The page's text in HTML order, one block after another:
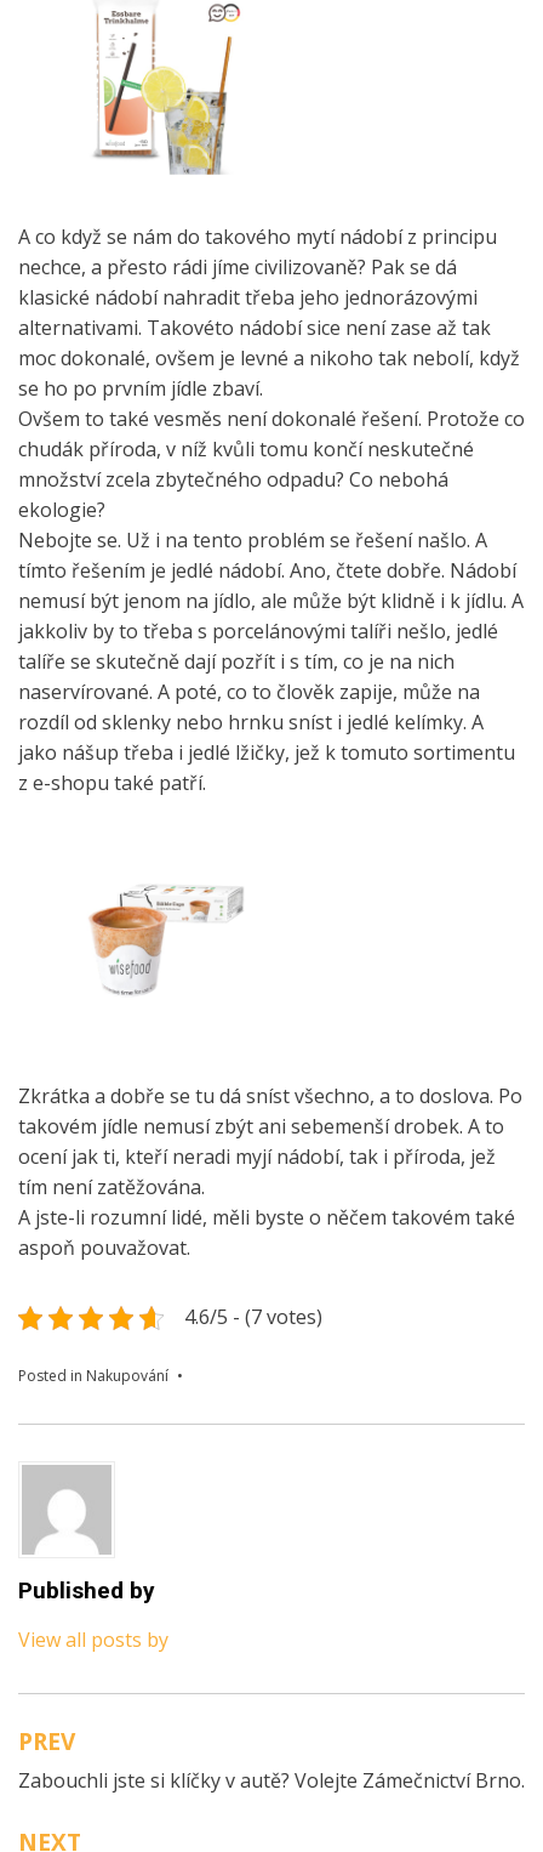
A co když se nám do takového mytí nádobí z principu
nechce, a přesto rádi jíme civilizovaně? Pak se dá
klasické nádobí nahradit třeba jeho jednorázovými
alternativami. Takovéto nádobí sice není zase až tak
moc dokonalé, ovšem je levné a nikoho tak nebolí, když
se ho po prvním jídle zbaví.
Ovšem to také vesměs není dokonalé řešení. Protože co
chudák příroda, v níž kvůli tomu končí neskutečné
množství zcela zbytečného odpadu? Co nebohá
ekologie?
Nebojte se. Už i na tento problém se řešení našlo. A
tímto řešením je jedlé nádobí. Ano, čtete dobře. Nádobí
nemusí být jenom na jídlo, ale může být klidně i k jídlu. A
jakkoliv by to třeba s porcelánovými talíři nešlo, jedlé
talíře se skutečně dají pozřít i s tím, co je na nich
naservírované. A poté, co to člověk zapije, může na
rozdíl od sklenky nebo hrnku sníst i jedlé kelímky. A
jako nášup třeba i jedlé lžičky, jež k tomuto sortimentu
z e-shopu také patří.
Zkrátka a dobře se tu dá sníst všechno, a to doslova. Po
takovém jídle nemusí zbýt ani sebemenší drobek. A to
ocení jak ti, kteří neradi myjí nádobí, tak i příroda, jež
tím není zatěžována.
A jste-li rozumní lidé, měli byste o něčem takovém také
aspoň pouvažovat.
4.6/5 - (7 votes)
Posted in Nakupování
Published by
View all posts by
Navigace
pro
příspěvek
PREV
Zabouchli jste si klíčky v autě? Volejte Zámečnictví Brno.
NEXT